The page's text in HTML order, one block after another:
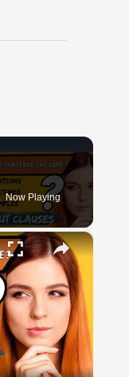
Now Playing
×